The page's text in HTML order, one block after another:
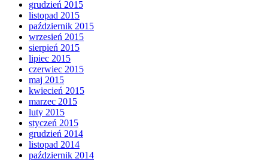
grudzień 2015
listopad 2015
październik 2015
wrzesień 2015
sierpień 2015
lipiec 2015
czerwiec 2015
maj 2015
kwiecień 2015
marzec 2015
luty 2015
styczeń 2015
grudzień 2014
listopad 2014
październik 2014